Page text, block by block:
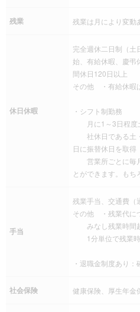
残業 残業は月により変動
休日休暇
完全週休二日制（土
始、有給休暇、慶弔
間休日120日以上
その他 ・有給休暇
・シフト制勤務
月に1～3日程度
社休日である土
日に振替休日を取得
営業所ごとに毎月
とができます。もち
手当
残業手当、交通費（
その他 ・残業代に
みなし残業時間
1分単位で残業時
・退職金制度あり
社会保険 健康保険、厚生年金